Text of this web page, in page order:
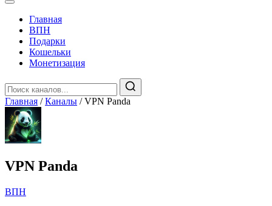
Главная
️ВПН
Подарки
Кошельки
Монетизация
Главная / Каналы / VPN Panda
VPN Panda
️ВПН